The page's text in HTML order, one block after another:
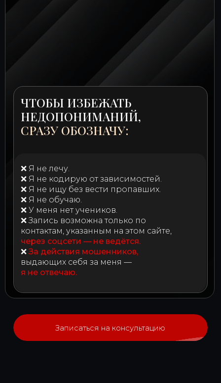
Записаться на консультацию
ЧТОБЫ ИЗБЕЖАТЬ
НЕДОПОНИМАНИЙ,
СРАЗУ ОБОЗНАЧУ:
❌ Я не лечу.
❌ Я не кодирую от зависимостей.
❌ Я не ищу без вести пропавших.
❌ Я не обучаю.
❌ У меня нет учеников.
❌ Запись возможна только по
контактам, указанным на этом сайте,
через соцсети — не ведётся.
❌ За действия мошенников,
выдающих себя за меня —
я не отвечаю.